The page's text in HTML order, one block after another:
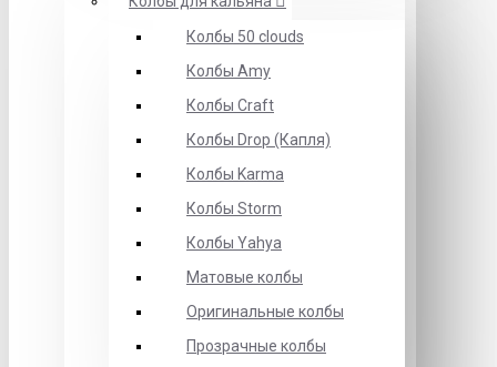
Колбы 50 clouds
Колбы Amy
Колбы Craft
Колбы Drop (Капля)
Колбы Karma
Колбы Storm
Колбы Yahya
Матовые колбы
Оригинальные колбы
Прозрачные колбы